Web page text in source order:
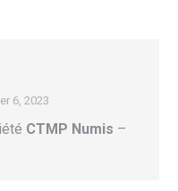
6, 2023
CTMP Numis –